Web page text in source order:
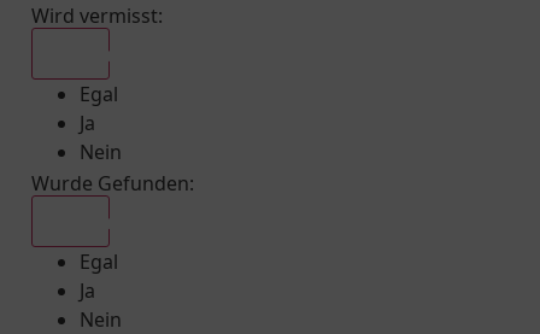
Wird vermisst:
Egal
Ja
Nein
Wurde Gefunden:
Egal
Ja
Nein